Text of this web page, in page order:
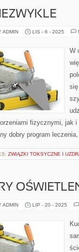
ADMIN LIS - 6 - 2025
W
się
fizycznymi, jak
dobry program
ZWIĄZKI TOKSYCZNE I
ADMIN LIP - 20 - 2025